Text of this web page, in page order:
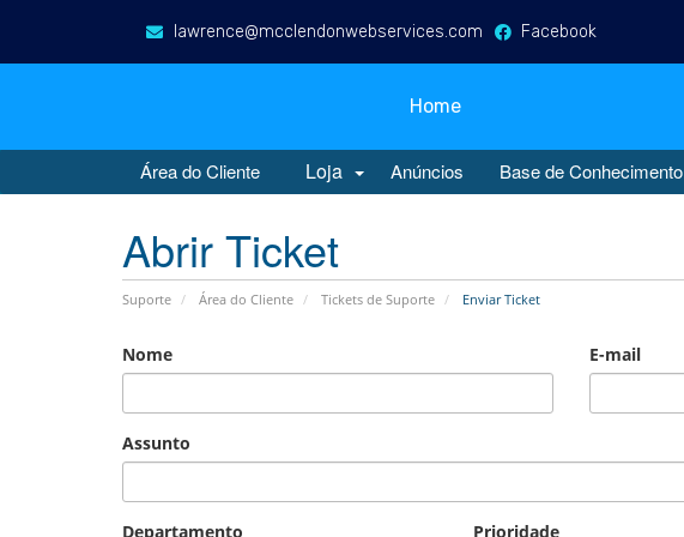
lawrence@mcclendonwebservices.com Facebook
Home
Área do Cliente Loja Anúncios Base de Conhecimento
Abrir Ticket
Suporte Área do Cliente Tickets de Suporte Enviar Ticket
Nome E-mail
Assunto
Departamento Prioridade